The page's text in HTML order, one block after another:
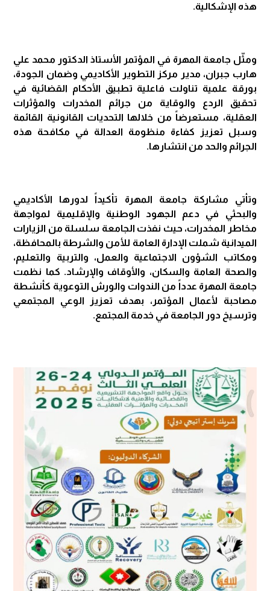
هذه الإشكالية.
ومثّل جامعة المهرة في المؤتمر الأستاذ الدكتور محمد علي
هارب جبران، مدير مركز التطوير الأكاديمي وضمان الجودة،
بورقة علمية تناولت فاعلية تطبيق الأحكام القضائية في
تحقيق الردع والوقاية من جرائم المخدرات والمؤثرات
العقلية، مستعرضاً من خلالها التحديات القانونية القائمة
وسبل تعزيز كفاءة منظومة العدالة في مكافحة هذه
الجرائم والحد من انتشارها.
وتأتي مشاركة جامعة المهرة تأكيداً لدورها الأكاديمي
والبحثي في دعم الجهود الوطنية والإقليمية لمواجهة
مخاطر المخدرات، حيث نفذت الجامعة سلسلة من الزيارات
الميدانية شملت الإدارة العامة للأمن والشرطة بالمحافظة،
ومكاتب الشؤون الاجتماعية والعمل، والتربية والتعليم،
والصحة العامة والسكان، والأوقاف والإرشاد. كما نظمت
جامعة المهرة عدداً من الندوات والورش التوعوية كأنشطة
مصاحبة لأعمال المؤتمر، بهدف تعزيز الوعي المجتمعي
وترسيخ دور الجامعة في خدمة المجتمع.